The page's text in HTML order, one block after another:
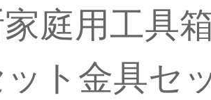
庭用工具
ト金具セ